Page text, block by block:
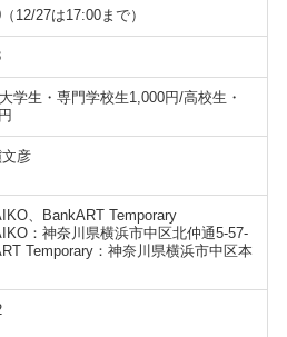
12/27は17:00まで）
学生・専門学校生1,000円/高校生・
彦
、BankART Temporary
：神奈川県横浜市中区北仲通5-57-
Temporary：神奈川県横浜市中区本